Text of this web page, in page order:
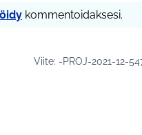
kommentoidaksesi.
Viite: -PROJ-2021-12-